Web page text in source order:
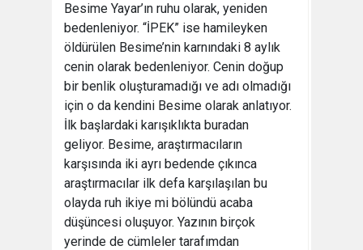
Besime Yayar’ın ruhu olarak, yeniden
bedenleniyor. “İPEK” ise hamileyken
öldürülen Besime’nin karnındaki 8 aylık
cenin olarak bedenleniyor. Cenin doğup
bir benlik oluşturamadığı ve adı olmadığı
için o da kendini Besime olarak anlatıyor.
İlk başlardaki karışıklıkta buradan
geliyor. Besime, araştırmacıların
karşısında iki ayrı bedende çıkınca
araştırmacılar ilk defa karşılaşılan bu
olayda ruh ikiye mi bölündü acaba
düşüncesi oluşuyor. Yazının birçok
yerinde de cümleler tarafımdan